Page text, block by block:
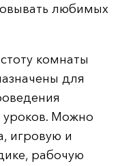
любимых
комнаты
для
уроков. Можно
игровую и
рабочую